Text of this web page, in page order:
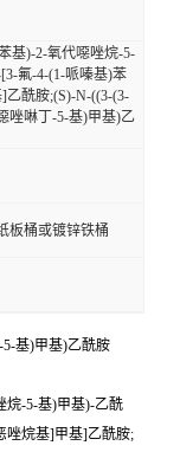
基)-2-氧代噁唑烷-5-
氟-4-(1-哌嗪基)苯
酰胺;(S)-N-((3-(3-
唑啉丁-5-基)甲基)乙
板桶或镀锌铁桶
基)甲基)乙酰胺
烷-5-基)甲基)-乙酰
唑烷基]甲基]乙酰胺;